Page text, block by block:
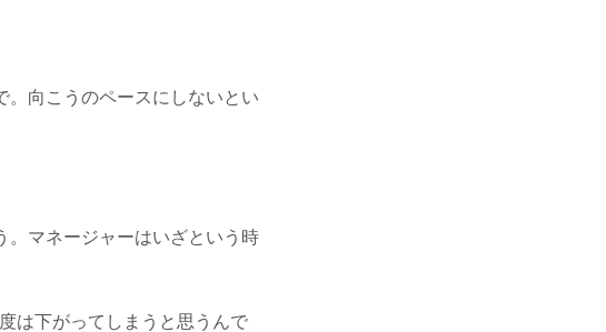
向こうのペースにしないとい
マネージャーはいざという時
は下がってしまうと思うんで